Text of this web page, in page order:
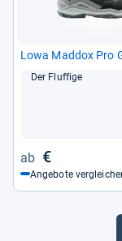
Lowa Maddox Pro
Der Fluf­fige
€
Angebote